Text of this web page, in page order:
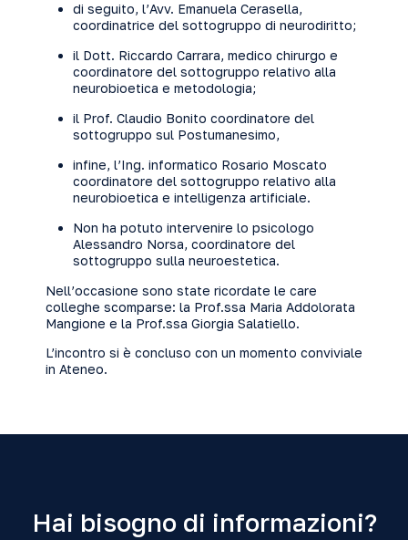
di seguito, l’Avv. Emanuela Cerasella,
coordinatrice del sottogruppo di neurodiritto;
il Dott. Riccardo Carrara, medico chirurgo e
coordinatore del sottogruppo relativo alla
neurobioetica e metodologia;
il Prof. Claudio Bonito coordinatore del
sottogruppo sul Postumanesimo,
infine, l’Ing. informatico Rosario Moscato
coordinatore del sottogruppo relativo alla
neurobioetica e intelligenza artificiale.
Non ha potuto intervenire lo psicologo
Alessandro Norsa, coordinatore del
sottogruppo sulla neuroestetica.
Nell’occasione sono state ricordate le care
colleghe scomparse: la Prof.ssa Maria Addolorata
Mangione e la Prof.ssa Giorgia Salatiello.
L’incontro si è concluso con un momento conviviale
in Ateneo.
Hai bisogno di informazioni?